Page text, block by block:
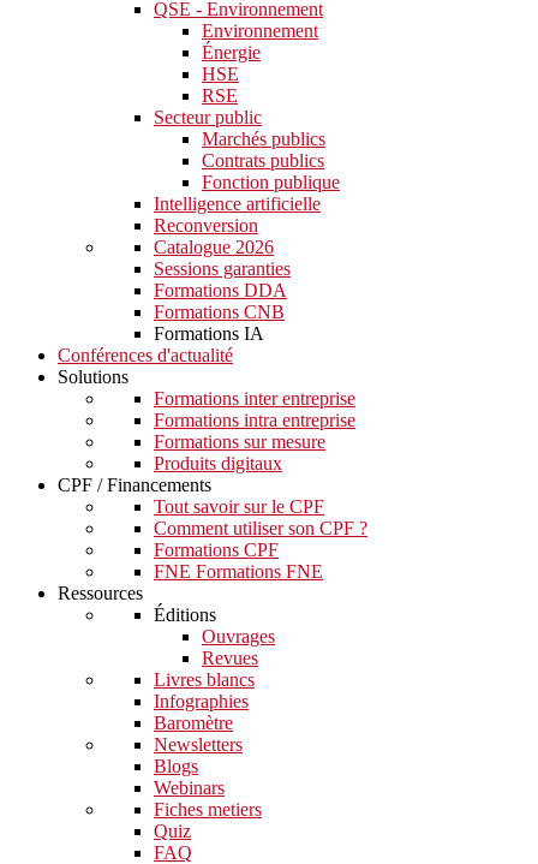
QSE - Environnement
Environnement
Énergie
HSE
RSE
Secteur public
Marchés publics
Contrats publics
Fonction publique
Intelligence artificielle
Reconversion
Catalogue 2026
Sessions garanties
Formations DDA
Formations CNB
Formations IA
Conférences d'actualité
Solutions
Formations inter entreprise
Formations intra entreprise
Formations sur mesure
Produits digitaux
CPF / Financements
Tout savoir sur le CPF
Comment utiliser son CPF ?
Formations CPF
FNE Formations FNE
Ressources
Éditions
Ouvrages
Revues
Livres blancs
Infographies
Baromètre
Newsletters
Blogs
Webinars
Fiches metiers
Quiz
FAQ